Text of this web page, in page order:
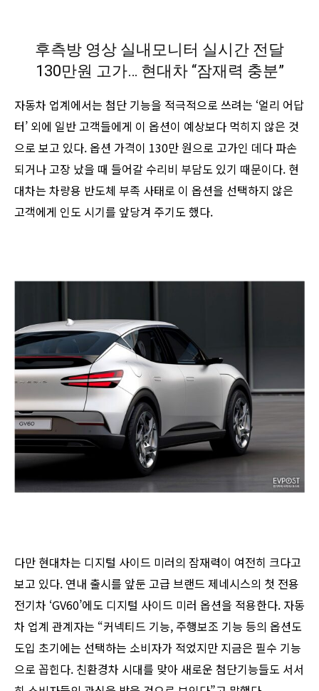
후측방 영상 실내모니터 실시간 전달
130만원 고가… 현대차 “잠재력 충분”
자동차 업계에서는 첨단 기능을 적극적으로 쓰려는 ‘얼리 어답
터’ 외에 일반 고객들에게 이 옵션이 예상보다 먹히지 않은 것
으로 보고 있다. 옵션 가격이 130만 원으로 고가인 데다 파손
되거나 고장 났을 때 들어갈 수리비 부담도 있기 때문이다. 현
대차는 차량용 반도체 부족 사태로 이 옵션을 선택하지 않은
고객에게 인도 시기를 앞당겨 주기도 했다.
다만 현대차는 디지털 사이드 미러의 잠재력이 여전히 크다고
보고 있다. 연내 출시를 앞둔 고급 브랜드 제네시스의 첫 전용
전기차 ‘GV60’에도 디지털 사이드 미러 옵션을 적용한다. 자동
차 업계 관계자는 “커넥티드 기능, 주행보조 기능 등의 옵션도
도입 초기에는 선택하는 소비자가 적었지만 지금은 필수 기능
으로 꼽힌다. 친환경차 시대를 맞아 새로운 첨단기능들도 서서